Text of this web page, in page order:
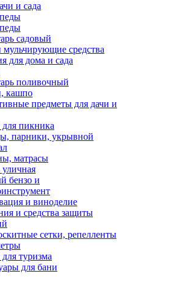
и сада
садовый
мульчирующие средства
для дома и сада
поливочный
кашпо
предметы для дачи и
пикника
парники, укрывной
матрасы
бензо и
и виноделие
и средства защиты
сетки, репелленты
туризма
для бани